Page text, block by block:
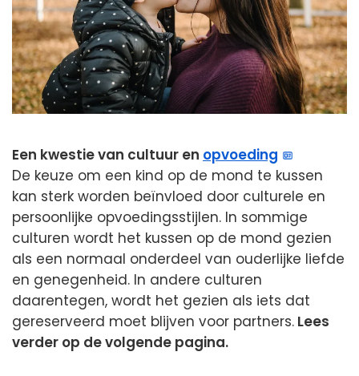
Een kwestie van cultuur en opvoeding
De keuze om een kind op de mond te kussen
kan sterk worden beïnvloed door culturele en
persoonlijke opvoedingsstijlen. In sommige
culturen wordt het kussen op de mond gezien
als een normaal onderdeel van ouderlijke liefde
en genegenheid. In andere culturen
daarentegen, wordt het gezien als iets dat
gereserveerd moet blijven voor partners. Lees
verder op de volgende pagina.